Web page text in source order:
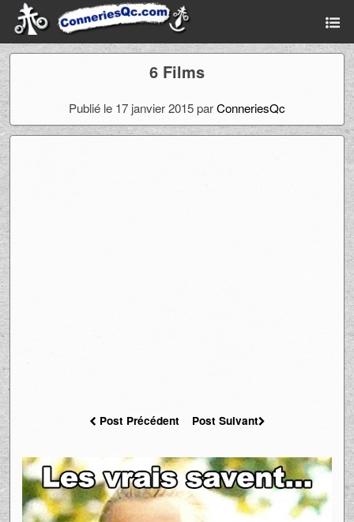
6 Films
Publié le 17 janvier 2015 parConneriesQc
Post Précédent Post Suivant